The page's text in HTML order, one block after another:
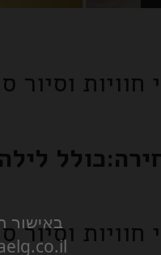
באישור
וסיור
קיסר ירולשים ויומיים הדרכה
וסיור